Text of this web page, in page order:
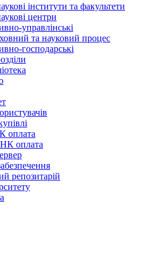
інститути та факультети
центри
управлінські
та науковий процес
господарські
оплата
репозитарій